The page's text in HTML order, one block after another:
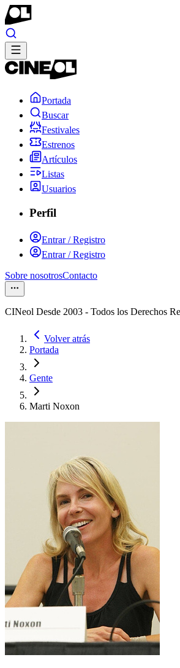
Portada
Buscar
Festivales
Estrenos
Artículos
Listas
Usuarios
Perfil
Entrar / Registro
Entrar / Registro
Sobre nosotrosContacto
CINeol Desde 2003 - Todos los Derechos
Volver atrás
Portada
Gente
Marti Noxon